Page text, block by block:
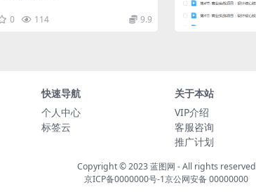
0 114 9.9
快速导航
个人中心
标签云
关于本站
VIP介绍
客服咨询
推广计划
Copyright © 2023蓝图网 - All rights reserved
京ICP备0000000号-1京公网安备 00000000